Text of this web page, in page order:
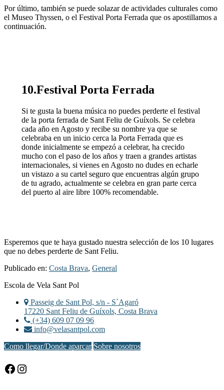
Por último, también se puede solazar de actividades culturales como
el Museo Thyssen, o el Festival Porta Ferrada que os apostillamos a
continuación.
10.Festival Porta Ferrada
Si te gusta la buena música no puedes perderte el festival
de la porta ferrada de Sant Feliu de Guíxols. Se celebra
cada año en Agosto y recibe su nombre ya que se
celebraba en un inicio cerca la Porta Ferrada que es
donde inicialmente se empezó a celebrar, ha crecido
mucho con el paso de los años y traen a grandes artistas
internacionales, si vienes en Agosto no dudes en echarle
un vistazo a su cartel seguro que encuentras algún grupo
de tu agrado, actualmente se celebra en gran parte cerca
del puerto al aire libre 100% recomendable.
Esperemos que te haya gustado nuestra selección de los 10 lugares
que no debes perderte de Sant Feliu.
Publicado en: Costa Brava, General
Footer
Escola de Vela Sant Pol
Passeig de Sant Pol, s/n - S´Agaró
17220 Sant Feliu de Guíxols, Costa Brava
(+34) 609 07 09 96
info@velasantpol.com
Como llegar/Donde aparcar Sobre nosotros
Facebook
Instagram